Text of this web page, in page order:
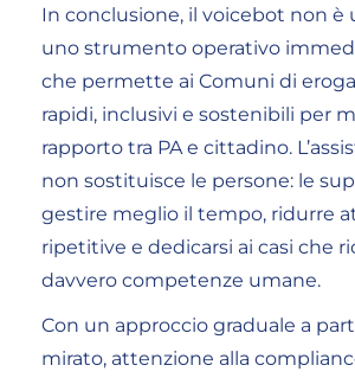
In conclusione, il voicebot non è
uno strumento operativo
che permette ai Comuni di
rapidi, inclusivi e sostenibili per
rapporto tra PA e cittadino.
non sostituisce le persone: le
gestire meglio il tempo, ridurre
ripetitive e dedicarsi ai casi che
davvero competenze umane.
Con un approccio graduale a
mirato, attenzione alla